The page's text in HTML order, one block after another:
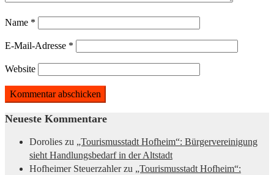
Name *
E-Mail-Adresse *
Website
Neueste Kommentare
Dorolies zu „Tourismusstadt Hofheim“: Bürgervereinigung
sieht Handlungsbedarf in der Altstadt
Hofheimer Steuerzahlerzu „Tourismusstadt Hofheim“: